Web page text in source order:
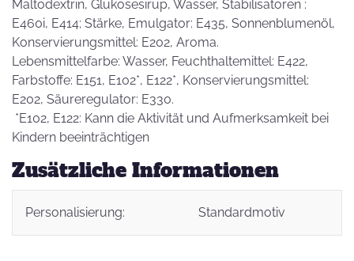
Maltodextrin, Glukosesirup, Wasser, Stabilisatoren :
E460i, E414; Stärke, Emulgator: E435, Sonnenblumenöl,
Konservierungsmittel: E202, Aroma.
Lebensmittelfarbe: Wasser, Feuchthaltemittel: E422,
Farbstoffe: E151, E102*, E122*, Konservierungsmittel:
E202, Säureregulator: E330.
*E102, E122: Kann die Aktivität und Aufmerksamkeit bei
Kindern beeinträchtigen
Zusätzliche Informationen
Personalisierung: Standardmotiv